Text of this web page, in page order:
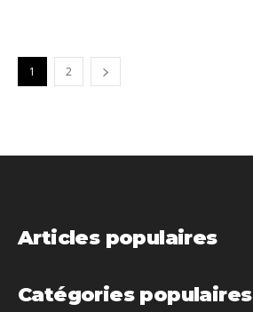
1 2
Articles populaires
Catégories populaires